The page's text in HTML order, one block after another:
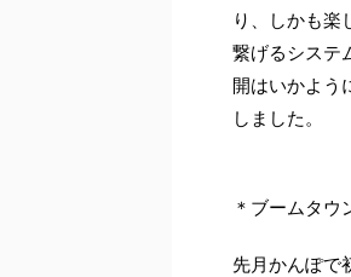
り、しかも楽
繋げるシステ
開はいかよう
しました。
＊ブームタ
先月かんぽで